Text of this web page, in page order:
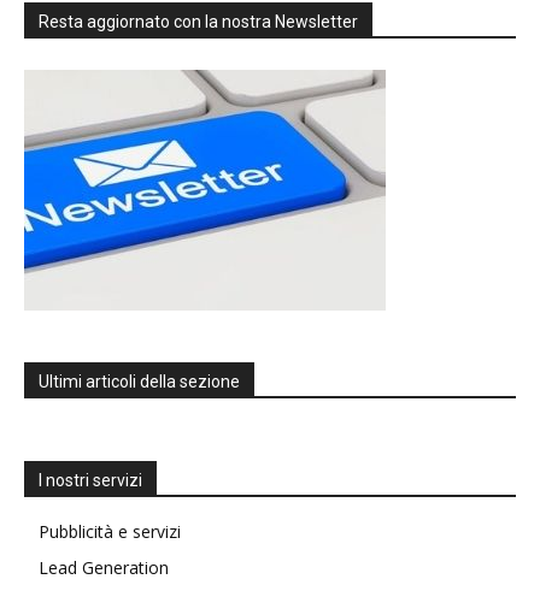
Resta aggiornato con la nostra Newsletter
Ultimi articoli della sezione
I nostri servizi
Pubblicità e servizi
Lead Generation